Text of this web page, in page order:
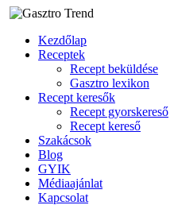
Kezdőlap
Receptek
Recept beküldése
Gasztro lexikon
Recept keresők
Recept gyorskereső
Recept kereső
Szakácsok
Blog
GYIK
Médiaajánlat
Kapcsolat